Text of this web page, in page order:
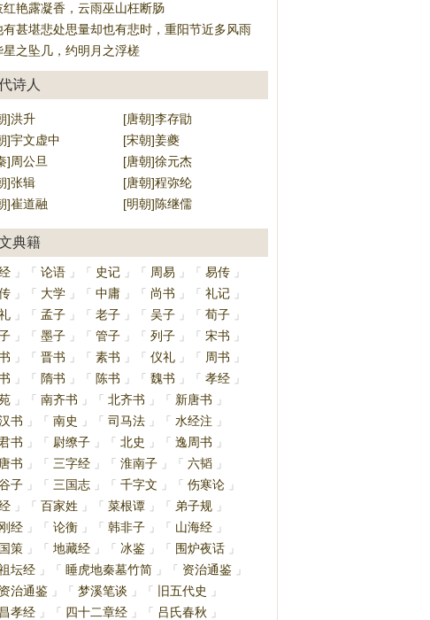
红艳露凝香，云雨巫山枉断肠
有甚堪悲处思量却也有悲时，重阳节近多风雨
星之坠几，约明月之浮槎
诗人
]洪升
[唐朝]李存勖
]宇文虚中
[宋朝]姜夔
]周公旦
[唐朝]徐元杰
]张辑
[唐朝]程弥纶
]崔道融
[明朝]陈继儒
典籍
」 「 论语 」 「 史记 」 「 周易 」 「 易传 」
」 「 大学 」 「 中庸 」 「 尚书 」 「 礼记 」
」 「 孟子 」 「 老子 」 「 吴子 」 「 荀子 」
」 「 墨子 」 「 管子 」 「 列子 」 「 宋书
」
」 「 晋书 」 「 素书 」 「 仪礼 」 「 周书
」
」 「 隋书 」 「 陈书 」 「 魏书 」 「 孝经 」
」 「 南齐书 」 「 北齐书 」 「 新唐书
」
书 」 「 南史 」 「 司马法 」 「 水经注
」
书 」 「 尉缭子 」 「 北史 」 「 逸周书
」
书 」 「 三字经 」 「 淮南子 」 「 六韬 」
子 」 「 三国志 」 「 千字文 」 「 伤寒论 」
」 「 百家姓 」 「 菜根谭 」 「 弟子规 」
经 」 「 论衡 」 「 韩非子 」 「 山海经 」
策 」 「 地藏经 」 「 冰鉴 」 「 围炉夜话 」
坛经 」 「 睡虎地秦墓竹简 」 「 资治通鉴 」
治通鉴 」 「 梦溪笔谈 」 「 旧五代史
」
孝经 」 「 四十二章经 」 「 吕氏春秋 」